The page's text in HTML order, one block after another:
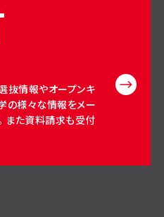
抜情報やオープンキ
の様々な情報をメー
また資料請求も受付